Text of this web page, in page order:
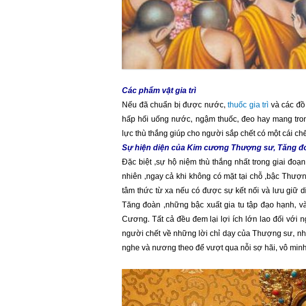
Các phẩm vật gia trì
Nếu đã chuẩn bị được nước,thuốc gia trì và các
hấp hối uống nước, ngậm thuốc, đeo hay mang
lực thù thắng giúp cho người sắp chết có một cái
Sự hiện diện của Kim cương Thượng sư, Tăng
Đặc biệt,sự hộ niệm thù thắng nhất trong giai
nhiên ,ngay cả khi không có mặt tại chỗ,bậc
tâm thức từ xa nếu có được sự kết nối và lưu giữ
Tăng đoàn ,những bậc xuất gia tu tập đạo hạnh,
Cương. Tất cả đều đem lại lợi ích lớn lao đối với
người chết về những lời chỉ dạy của Thượng sư,
nghe và nương theo để vượt qua nỗi sợ hãi, vô